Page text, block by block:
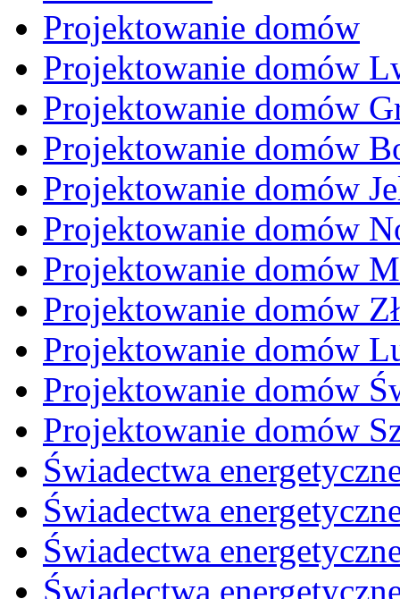
Projektowanie domów
Projektowanie domów
Projektowanie domów
Projektowanie domów
Projektowanie domów
Projektowanie domów
Projektowanie domów
Projektowanie domów
Projektowanie domów
Projektowanie domów
Projektowanie domów
Świadectwa
Świadectwa
Świadectwa
Świadectwa